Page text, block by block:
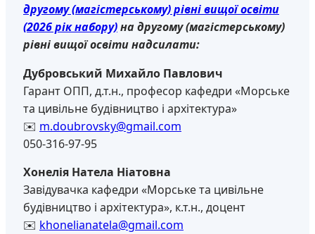
другому (магістерському) рівні вищої освіти
(2026 рік набору)на другому (магістерському)
рівні вищої освіти надсилати:
Дубровський Михайло Павлович
Гарант ОПП, д.т.н., професор кафедри «Морське
та цивільне будівництво і архітектура»
✉️ m.doubrovsky@gmail.com
050-316-97-95
Хонелія Натела Ніатовна
Завідувачка кафедри «Морське та цивільне
будівництво і архітектура», к.т.н., доцент
✉️ khonelianatela@gmail.com